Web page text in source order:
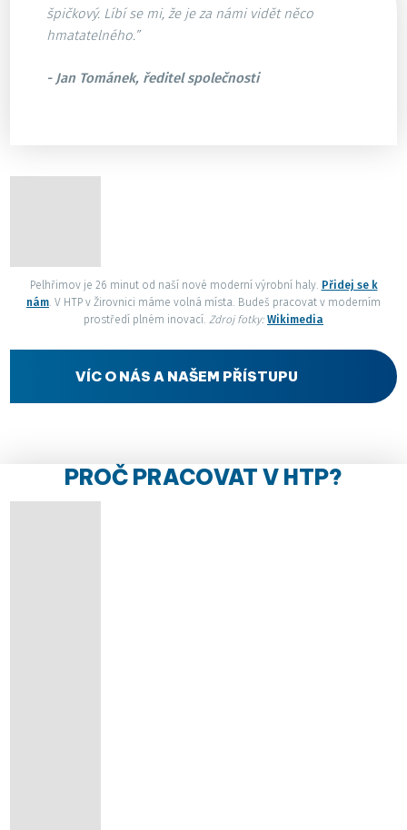
špičkový. Líbí se mi, že je za námi vidět něco
hmatatelného.”
- Jan Tománek, ředitel společnosti
Pelhřimov je 26 minut od naší nové moderní výrobní haly. Přidej se k
nám. V HTP v Žirovnici máme volná místa. Budeš pracovat v moderním
prostředí plném inovací. Zdroj fotky: Wikimedia
VÍC O NÁS A NAŠEM PŘÍSTUPU
PROČ PRACOVAT V HTP?